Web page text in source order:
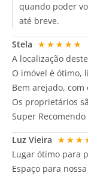
quando poder
até breve.
Stela ★★★★★
A localização
O imóvel é ótimo,
Bem arejado,
Os proprietários
Super
Luz Vieira
Lugar ótimo para
Espaço para